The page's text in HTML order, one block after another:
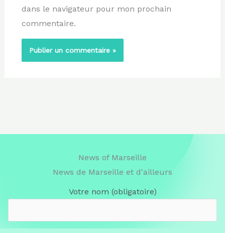
dans le navigateur pour mon prochain
commentaire.
News of Marseille
News de Marseille et d'ailleurs
Votre nom (obligatoire)